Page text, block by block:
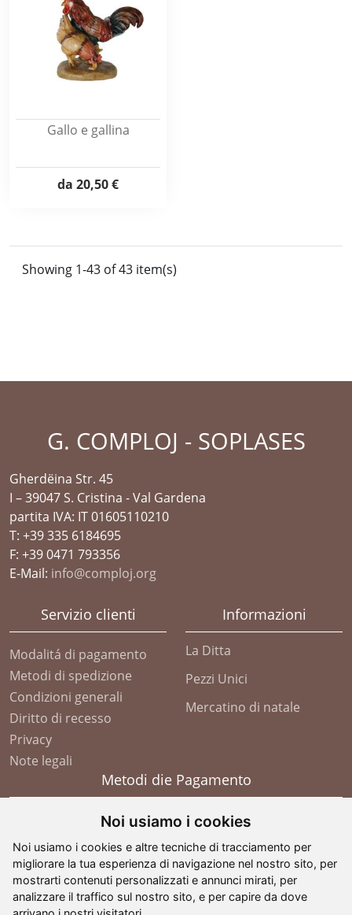
Noi usiamo i cookies
Noi usiamo i cookies e altre tecniche di tracciamento per
migliorare la tua esperienza di navigazione nel nostro sito, per
mostrarti contenuti personalizzati e annunci mirati, per
analizzare il traffico sul nostro sito, e per capire da dove
Gallo e gallina
da 20,50 €
Showing 1-43 of 43 item(s)
G. COMPLOJ - SOPLASES
Gherdëina Str. 45
I – 39047 S. Cristina - Val Gardena
partita IVA: IT 01605110210
T: +39 335 6184695
F: +39 0471 793356
E-Mail: info@comploj.org
Servizio clienti
Modalitá di pagamento
Metodi di spedizione
Condizioni generali
Diritto di recesso
Privacy
Note legali
Informazioni
La Ditta
Pezzi Unici
Mercatino di natale
Metodi die Pagamento